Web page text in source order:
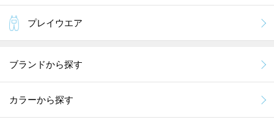
プレイウエア
ブランドから探す
カラーから探す